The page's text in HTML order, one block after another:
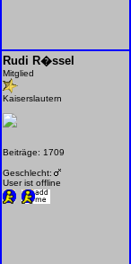
Rudi R�ssel
Mitglied
Kaiserslautern
Beiträge: 1709
Geschlecht:
User ist offline